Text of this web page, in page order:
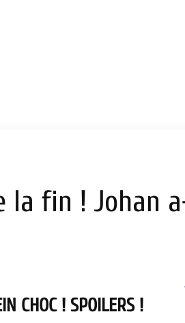
la fin ! Johan
CHOC ! SPOILERS !